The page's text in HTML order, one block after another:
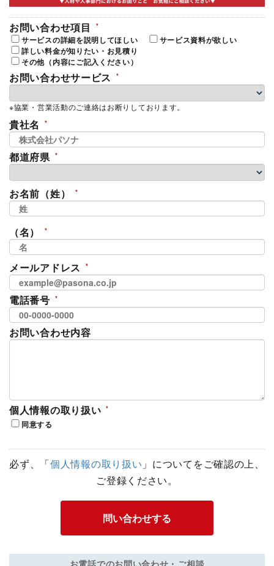
お問い合わせ項目
サービスの詳細を説明してほしい
サービス資料が欲しい
詳しい料金が知りたい・お見積り
その他（内容にご記入ください）
お問い合わせサービス
※協業・営業活動のご連絡はお断りしております。
貴社名
都道府県
お名前（姓）
（名）
メールアドレス
電話番号
お問い合わせ内容
個人情報の取り扱い
同意する
必ず、「個人情報の取り扱い 」についてをご確認の上、
ご登録ください。